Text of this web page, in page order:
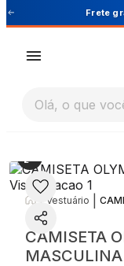
Olá, o que
Vestuário
CAMISETA
MASCULINA